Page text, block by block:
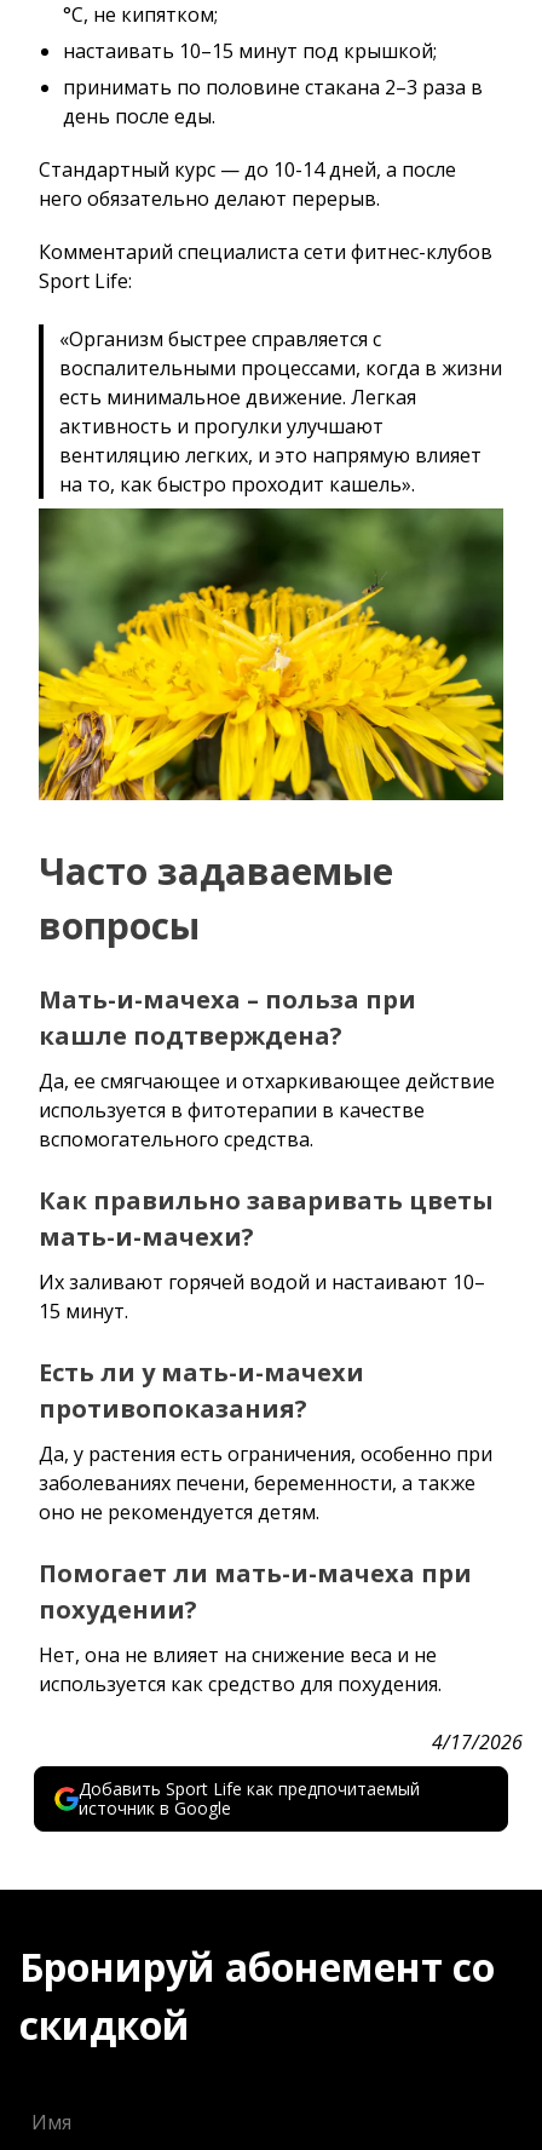
°C, не кипятком;
настаивать 10–15 минут под крышкой;
принимать по половине стакана 2–3 раза в
день после еды.
Стандартный курс — до 10-14 дней, а после
него обязательно делают перерыв.
Комментарий специалиста сети фитнес-клубов
Sport Life:
«Организм быстрее справляется с
воспалительными процессами, когда в жизни
есть минимальное движение. Легкая
активность и прогулки улучшают
вентиляцию легких, и это напрямую влияет
на то, как быстро проходит кашель».
Часто задаваемые
вопросы
Мать-и-мачеха – польза при
кашле подтверждена?
Да, ее смягчающее и отхаркивающее действие
используется в фитотерапии в качестве
вспомогательного средства.
Как правильно заваривать цветы
мать-и-мачехи?
Их заливают горячей водой и настаивают 10–
15 минут.
Есть ли у мать-и-мачехи
противопоказания?
Да, у растения есть ограничения, особенно при
заболеваниях печени, беременности, а также
оно не рекомендуется детям.
Помогает ли мать-и-мачеха при
похудении?
Нет, она не влияет на снижение веса и не
используется как средство для похудения.
4/17/2026
Добавить Sport Life как предпочитаемый
источник в Google
Бронируй абонемент со
скидкой
Имя